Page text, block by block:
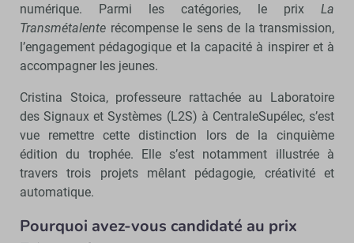
numérique. Parmi les catégories, le prix La
Transmétalente récompense le sens de la transmission,
l’engagement pédagogique et la capacité à inspirer et à
accompagner les jeunes.
Cristina Stoica, professeure rattachée au Laboratoire
des Signaux et Systèmes (L2S) à CentraleSupélec, s’est
vue remettre cette distinction lors de la cinquième
édition du trophée. Elle s’est notamment illustrée à
travers trois projets mêlant pédagogie, créativité et
automatique.
Pourquoi avez-vous candidaté au prix